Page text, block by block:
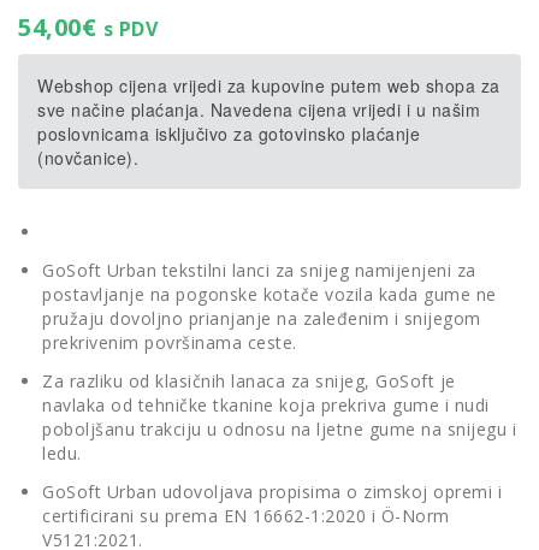
54,00€ s PDV
Webshop cijena vrijedi za kupovine putem web shopa za
sve načine plaćanja. Navedena cijena vrijedi i u našim
poslovnicama isključivo za gotovinsko plaćanje
(novčanice).
GoSoft Urban tekstilni lanci za snijeg namijenjeni za
postavljanje na pogonske kotače vozila kada gume ne
pružaju dovoljno prianjanje na zaleđenim i snijegom
prekrivenim površinama ceste.
Za razliku od klasičnih lanaca za snijeg, GoSoft je
navlaka od tehničke tkanine koja prekriva gume i nudi
poboljšanu trakciju u odnosu na ljetne gume na snijegu i
ledu.
GoSoft Urban udovoljava propisima o zimskoj opremi i
certificirani su prema EN 16662-1:2020 i Ö-Norm
V5121:2021.